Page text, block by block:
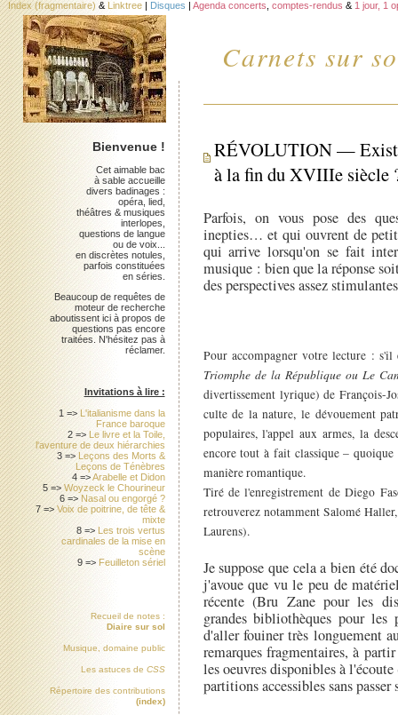
Carnets sur
Index (fragmentaire) & Linktree | Disques | Agenda concerts comptes-rendus & 1 jour, 1
RÉVOLUTION —
à la fin du XVIIIe siècle
Parfois, on vous pose des
inepties… et qui ouvrent de
qui arrive lorsqu'on se fait
musique : bien que la réponse
des perspectives assez
Pour accompagner votre lecture :
Triomphe de la République ou Le
divertissement lyrique) de François-
culte de la nature, le dévouement
populaires, l'appel aux armes, la
encore tout à fait classique –
manière romantique.
Tiré de l'enregistrement de Diego
retrouverez notamment Salomé
Laurens).
Je suppose que cela a bien été
j'avoue que vu le peu de
récente (Bru Zane pour les
grandes bibliothèques pour
d'aller fouiner très longuement
remarques fragmentaires, à
les oeuvres disponibles à
partitions accessibles sans
Bienvenue !
Cet aimable bac
à sable accueille
divers badinages :
opéra, lied,
théâtres & musiques
interlopes,
questions de langue
ou de voix...
en discrètes notules,
parfois constituées
en séries.
Beaucoup de requêtes de
moteur de recherche
aboutissent ici à propos de
questions pas encore
traitées. N'hésitez pas à
réclamer.
Invitations à lire :
1 => L'italianisme dans la
France baroque
2 => Le livre et la Toile,
l'aventure de deux hiérarchies
3 => Leçons des Morts &
Leçons de Ténèbres
4 =>Arabelle et Didon
5 =>Woyzeck le Chourineur
6 => Nasal ou engorgé ?
7 =>Voix de poitrine, de tête &
mixte
8 => Les trois vertus
cardinales de la mise en
scène
9 => Feuilleton sériel
Recueil de notes :
Diaire sur sol
Musique, domaine public
Les astuces de CSS
Répertoire des contributions
(index)